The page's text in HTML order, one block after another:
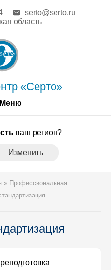
Меню
«Серто»
serto@serto.ru
область
ваш регион?
Изменить
» Профессиональная